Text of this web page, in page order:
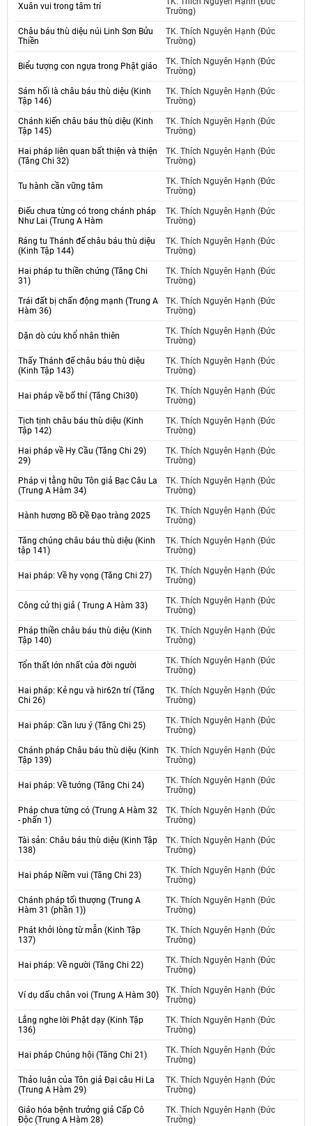
Xuân vui trong tâm trí
Trường)
Châu báu thù diệu núi Linh Sơn Bửu
Thiền
TK. Thích Nguyên Hạnh (Đức
Trường)
Biểu tượng con ngựa trong Phật giáo
TK. Thích Nguyên Hạnh (Đức
Trường)
Sám hối là châu báu thù diệu (Kinh
Tập 146)
TK. Thích Nguyên Hạnh (Đức
Trường)
Chánh kiến châu báu thù diệu (Kinh
Tập 145)
TK. Thích Nguyên Hạnh (Đức
Trường)
Hai pháp liên quan bất thiện và thiện
(Tăng Chi 32)
TK. Thích Nguyên Hạnh (Đức
Trường)
Tu hành cần vững tâm
TK. Thích Nguyên Hạnh (Đức
Trường)
Điếu chưa từng có trong chánh pháp
Như Lai (Trung A Hàm
TK. Thích Nguyên Hạnh (Đức
Trường)
Ráng tu Thánh đế châu báu thù diệu
(Kinh Tập 144)
TK. Thích Nguyên Hạnh (Đức
Trường)
Hai pháp tu thiền chứng (Tăng Chi
31)
TK. Thích Nguyên Hạnh (Đức
Trường)
Trái đất bị chấn động mạnh (Trung A
Hàm 36)
TK. Thích Nguyên Hạnh (Đức
Trường)
Dặn dò cứu khổ nhân thiên
TK. Thích Nguyên Hạnh (Đức
Trường)
Thấy Thánh đế châu báu thù diệu
(Kinh Tập 143)
TK. Thích Nguyên Hạnh (Đức
Trường)
Hai pháp về bố thí (Tăng Chi30)
TK. Thích Nguyên Hạnh (Đức
Trường)
Tịch tịnh châu báu thù diệu (Kinh
Tập 142)
TK. Thích Nguyên Hạnh (Đức
Trường)
Hai pháp về Hy Cầu (Tăng Chi 29)
29)
TK. Thích Nguyên Hạnh (Đức
Trường)
Pháp vị tằng hữu Tôn giả Bạc Câu La
(Trung A Hàm 34)
TK. Thích Nguyên Hạnh (Đức
Trường)
Hành hương Bồ Đề Đạo tràng 2025
TK. Thích Nguyên Hạnh (Đức
Trường)
Tăng chúng châu báu thù diệu (Kinh
tập 141)
TK. Thích Nguyên Hạnh (Đức
Trường)
Hai pháp: Về hy vọng (Tăng Chi 27)
TK. Thích Nguyên Hạnh (Đức
Trường)
Công cử thị giả ( Trung A Hàm 33)
TK. Thích Nguyên Hạnh (Đức
Trường)
Pháp thiền châu báu thù diệu (Kinh
Tập 140)
TK. Thích Nguyên Hạnh (Đức
Trường)
Tổn thất lớn nhất của đời người
TK. Thích Nguyên Hạnh (Đức
Trường)
Hai pháp: Kẻ ngu và hir62n trí (Tăng
Chi 26)
TK. Thích Nguyên Hạnh (Đức
Trường)
Hai pháp: Cần lưu ý (Tăng Chi 25)
TK. Thích Nguyên Hạnh (Đức
Trường)
Chánh pháp Châu báu thù diệu (Kinh
Tập 139)
TK. Thích Nguyên Hạnh (Đức
Trường)
Hai pháp: Về tướng (Tăng Chi 24)
TK. Thích Nguyên Hạnh (Đức
Trường)
Pháp chưa từng có (Trung A Hàm 32
- phấn 1)
TK. Thích Nguyên Hạnh (Đức
Trường)
Tài sản: Châu báu thù diệu (Kinh Tập
138)
TK. Thích Nguyên Hạnh (Đức
Trường)
Hai pháp Niềm vui (Tăng Chi 23)
TK. Thích Nguyên Hạnh (Đức
Trường)
Chánh pháp tối thượng (Trung A
Hàm 31 (phần 1))
TK. Thích Nguyên Hạnh (Đức
Trường)
Phát khởi lòng từ mẫn (Kinh Tập
137)
TK. Thích Nguyên Hạnh (Đức
Trường)
Hai pháp: Về người (Tăng Chi 22)
TK. Thích Nguyên Hạnh (Đức
Trường)
Ví dụ dấu chân voi (Trung A Hàm 30)
TK. Thích Nguyên Hạnh (Đức
Trường)
Lắng nghe lời Phật dạy (Kinh Tập
136)
TK. Thích Nguyên Hạnh (Đức
Trường)
Hai pháp Chúng hội (Tăng Chi 21)
TK. Thích Nguyên Hạnh (Đức
Trường)
Thảo luận của Tôn giả Đại câu Hi La
(Trung A Hàm 29)
TK. Thích Nguyên Hạnh (Đức
Trường)
Giáo hóa bệnh trưởng giả Cấp Cô
Độc (Trung A Hàm 28)
TK. Thích Nguyên Hạnh (Đức
Trường)